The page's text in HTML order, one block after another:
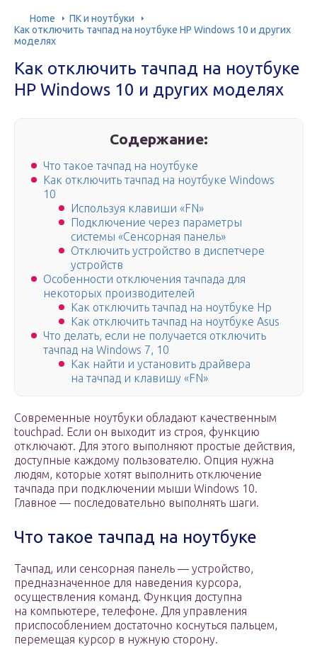
Home
ПК и ноутбуки
Как отключить тачпад на ноутбуке HP Windows 10 и других
моделях
Как отключить тачпад на ноутбуке
HP Windows 10 и других моделях
Содержание:
Что такое тачпад на ноутбуке
Как отключить тачпад на ноутбуке Windows
10
Используя клавиши «FN»
Подключение через параметры
системы «Сенсорная панель»
Отключить устройство в диспетчере
устройств
Особенности отключения тачпада для
некоторых производителей
Как отключить тачпад на ноутбуке Hp
Как отключить тачпад на ноутбуке Asus
Что делать, если не получается отключить
тачпад на Windows 7, 10
Как найти и установить драйвера
на тачпад и клавишу «FN»
Современные ноутбуки обладают качественным
touchpad. Если он выходит из строя, функцию
отключают. Для этого выполняют простые действия,
доступные каждому пользователю. Опция нужна
людям, которые хотят выполнить отключение
тачпада при подключении мыши Windows 10.
Главное — последовательно выполнять шаги.
Что такое тачпад на ноутбуке
Тачпад, или сенсорная панель — устройство,
предназначенное для наведения курсора,
осуществления команд. Функция доступна
на компьютере, телефоне. Для управления
приспособлением достаточно коснуться пальцем,
перемещая курсор в нужную сторону.